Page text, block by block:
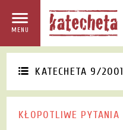
MENU
KATECHETA 9/2001
KŁOPOTLIWE PYTANIA